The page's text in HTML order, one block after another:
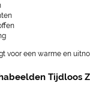
voor een warme en
Tijdloos